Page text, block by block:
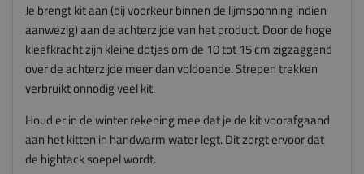
Je brengt kit aan (bij voorkeur binnen de lijmsponning indien
aanwezig) aan de achterzijde van het product. Door de hoge
kleefkracht zijn kleine dotjes om de 10 tot 15 cm zigzaggend
over de achterzijde meer dan voldoende. Strepen trekken
verbruikt onnodig veel kit.
Houd er in de winter rekening mee dat je de kit voorafgaand
aan het kitten in handwarm water legt. Dit zorgt ervoor dat
de hightack soepel wordt.